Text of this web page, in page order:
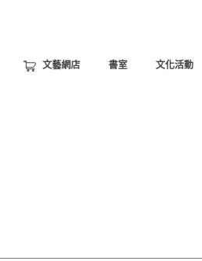
文藝網店 書室 文化活動